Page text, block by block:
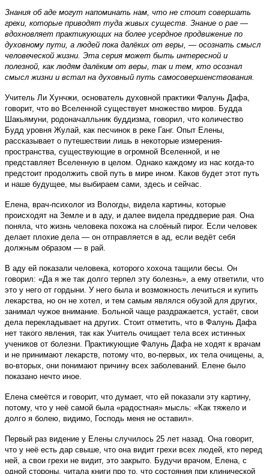
Знания об аде могут напоминать нам, что не стоит совершать
грехи, которые приводят туда живых существ. Знание о рае —
вдохновляет практикующих на более усердное продвижение по
духовному пути, а людей пока далёких от веры, — осознать смысл
человеческой жизни. Эта серия может быть интересной и
полезной, как людям далёким от веры, так и тем, кто осознал
смысл жизни и встал на духовный путь самосовершенствования.
Учитель Ли Хунчжи, основатель духовной практики Фалунь Дафа,
говорит, что во Вселенной существует множество миров. Будда
Шакьямуни, родоначалльник буддизма, говорил, что количество
Будд уровня Жулай, как песчинок в реке Ганг. Опыт Елены,
рассказывает о путешествии лишь в некоторые измерения-
пространства, существующие в огромной Вселенной, и не
представляет Вселенную в целом. Однако каждому из нас когда-то
предстоит продолжить свой путь в мире ином. Каков будет этот путь
и наше будущее, мы выбираем сами, здесь и сейчас.
Елена, врач-психолог из Вологды, видела картины, которые
происходят на Земле и в аду, и далее видела преддверие рая. Она
поняла, что жизнь человека похожа на слоёный пирог. Если человек
делает плохие дела — он отправляется в ад, если ведёт себя
должным образом — в рай.
В аду ей показали человека, которого хохоча тащили бесы. Он
говорил: «Да я же так долго терпел эту болезнь», а ему ответили, что
это у него от гордыни. У него была и возможность лечиться и купить
лекарства, но он не хотел, и тем самым являлся обузой для других,
занимал чужое внимание. Больной чаще раздражается, устаёт, свои
дела перекладывает на других. Стоит отметить, что в Фалунь Дафа
нет такого явления, так как Учитель очищает тела всех истинных
учеников от болезни. Практикующие Фалунь Дафа не ходят к врачам
и не принимают лекарств, потому что, во-первых, их тела очищены, а,
во-вторых, они понимают причину всех заболеваний. Елене было
показано нечто иное.
Елена смеётся и говорит, что думает, что ей показали эту картину,
потому, что у неё самой была «радостная» мысль: «Как тяжело и
долго я болею, видимо, Господь меня не оставил».
Первый раз видение у Елены случилось 25 лет назад. Она говорит,
что у неё есть дар свыше, что она видит грехи всех людей, кто перед
ней, а свои грехи не видит, это закрыто. Будучи врачом, Елена, с
одной стороны, читала книги про то, что состояния при клинической